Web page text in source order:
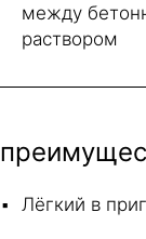
между
раствором
Лёгкий в